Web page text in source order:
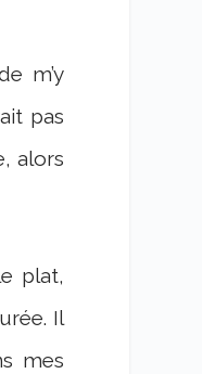
m’y
pas
alors
plat,
Il
mes